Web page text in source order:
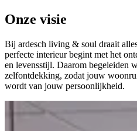
Onze visie
Bij ardesch living & soul draait
perfecte interieur begint met het
en levensstijl. Daarom begeleiden
zelfontdekking, zodat jouw
wordt van jouw persoonlijkheid.